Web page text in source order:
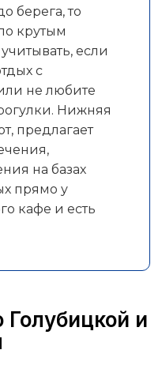
берега, то
крутым
если
с
не любите
Нижняя
предлагает
на базах
прямо у
кафе и есть
Голубицкой и